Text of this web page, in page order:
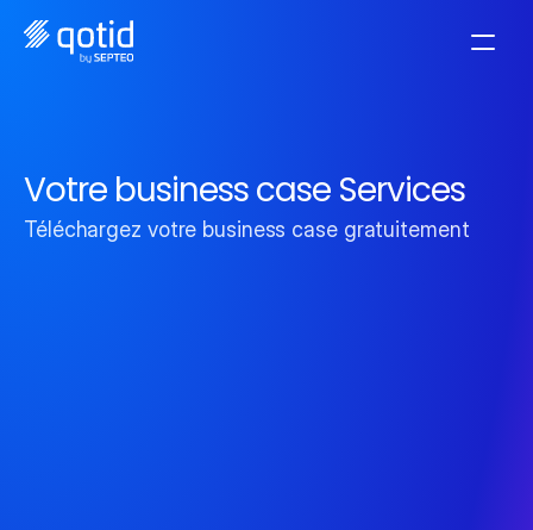
Votre business case Services
Téléchargez votre business case gratuitement